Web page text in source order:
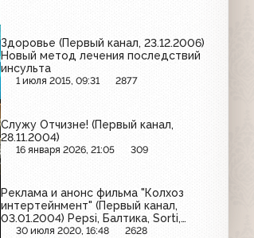
Здоровье (Первый канал, 23.12.2006)
Новый метод лечения последствий
инсульта
1 июля 2015, 09:31 2877
Служу Отчизне! (Первый канал,
28.11.2004)
16 января 2026, 21:05 309
Реклама и анонс фильма "Колхоз
интертейнмент" (Первый канал,
03.01.2004) Pepsi, Балтика, Sorti,
Лисма, Pantene Pro-V, Мегафон,
30 июля 2020, 16:48 2628